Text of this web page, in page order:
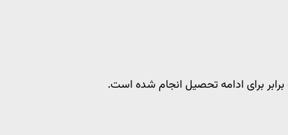
برای ادامه تحصیل انجام شده است.